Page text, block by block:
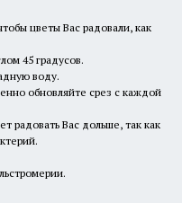
цветы Вас радовали, как
45 градусов.
воду.
обновляйте срез с каждой
радовать Вас дольше, так как